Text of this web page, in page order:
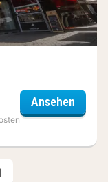
Ansehen
Hotels